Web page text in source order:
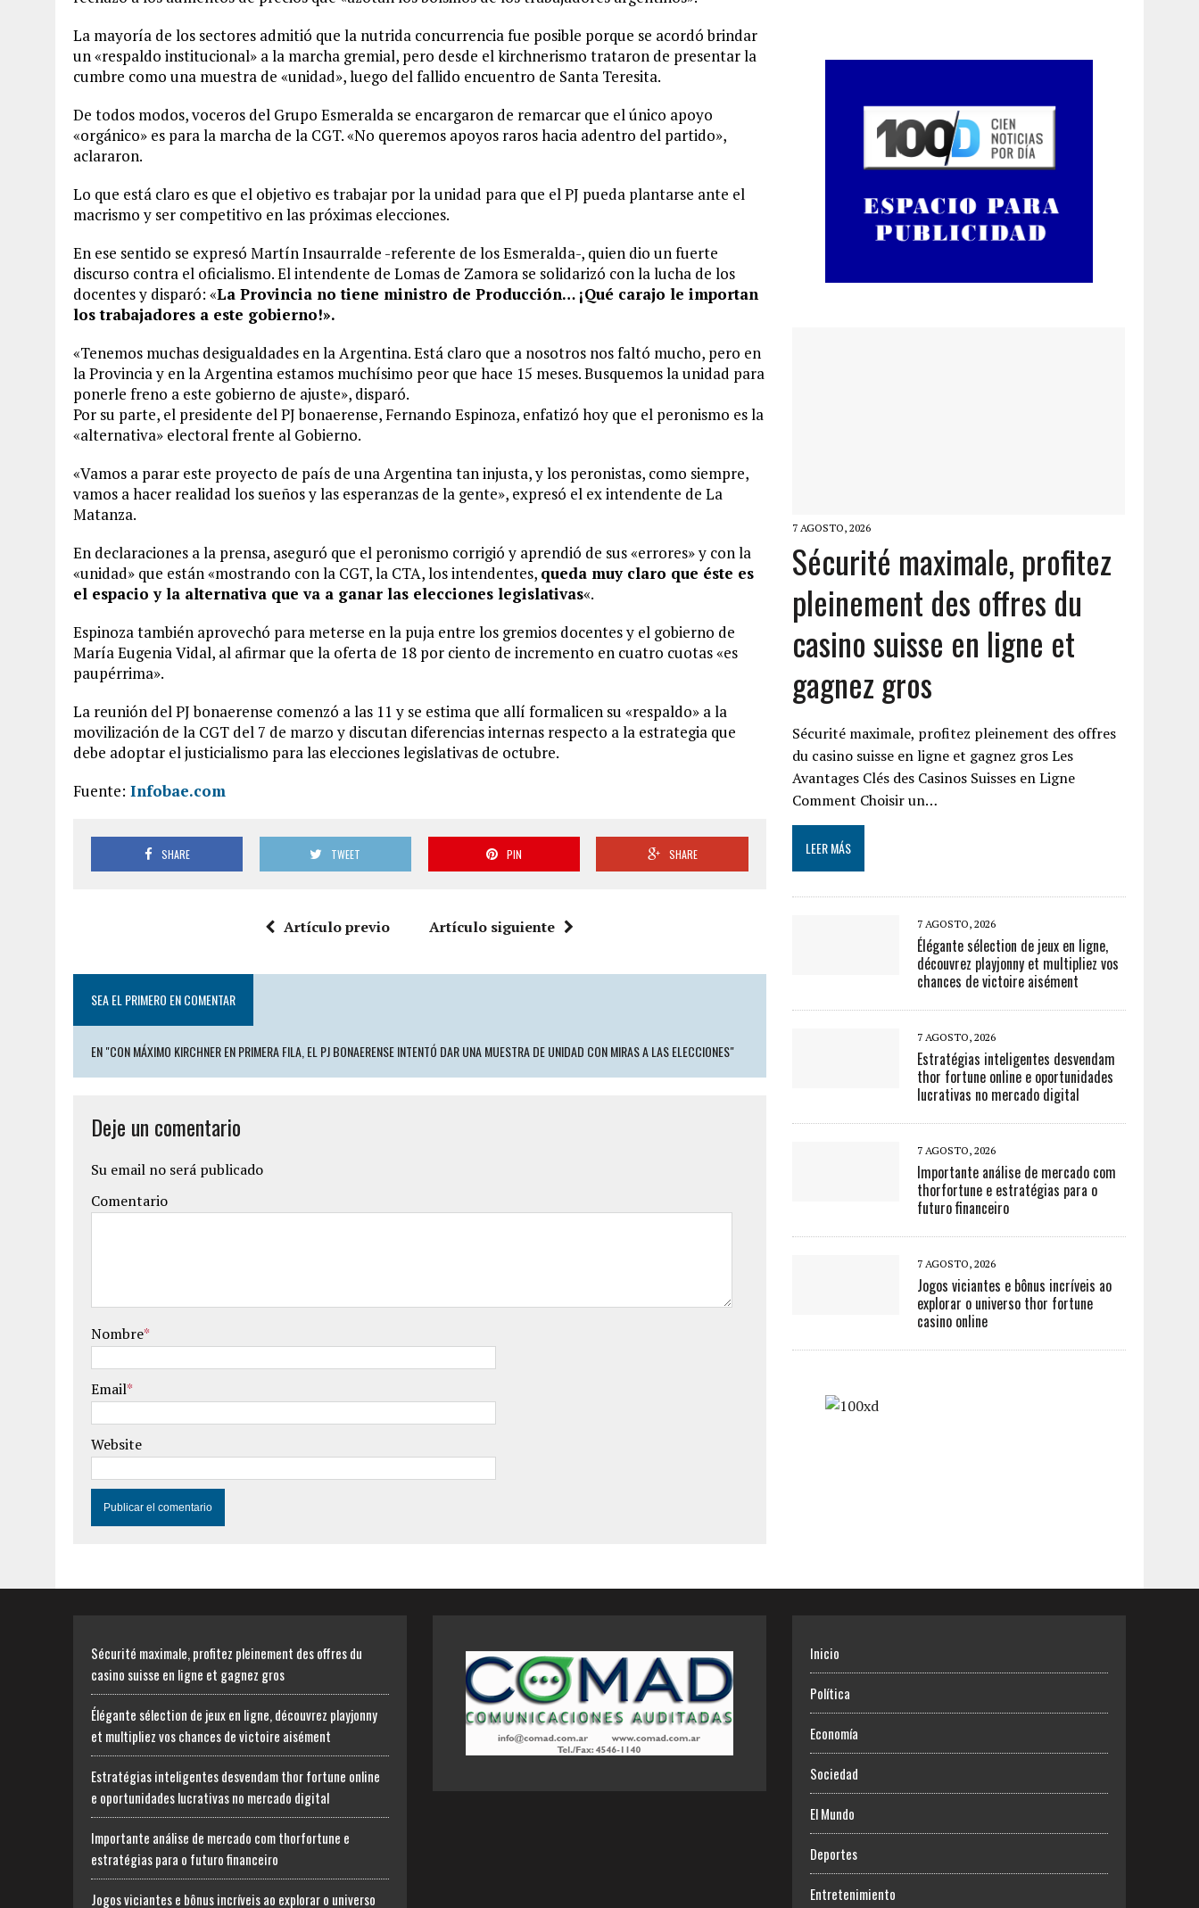
La mayoría de los sectores admitió que la nutrida concurrencia fue posible porque se acordó brindar
un «respaldo institucional» a la marcha gremial, pero desde el kirchnerismo trataron de presentar la
cumbre como una muestra de «unidad», luego del fallido encuentro de Santa Teresita.
De todos modos, voceros del Grupo Esmeralda se encargaron de remarcar que el único apoyo
«orgánico» es para la marcha de la CGT. «No queremos apoyos raros hacia adentro del partido»,
aclararon.
Lo que está claro es que el objetivo es trabajar por la unidad para que el PJ pueda plantarse ante el
macrismo y ser competitivo en las próximas elecciones.
En ese sentido se expresó Martín Insaurralde -referente de los Esmeralda-, quien dio un fuerte
discurso contra el oficialismo. El intendente de Lomas de Zamora se solidarizó con la lucha de los
docentes y disparó: «La Provincia no tiene ministro de Producción… ¡Qué carajo le importan
los trabajadores a este gobierno!».
«Tenemos muchas desigualdades en la Argentina. Está claro que a nosotros nos faltó mucho, pero en
la Provincia y en la Argentina estamos muchísimo peor que hace 15 meses. Busquemos la unidad para
ponerle freno a este gobierno de ajuste», disparó.
Por su parte, el presidente del PJ bonaerense, Fernando Espinoza, enfatizó hoy que el peronismo es la
«alternativa» electoral frente al Gobierno.
«Vamos a parar este proyecto de país de una Argentina tan injusta, y los peronistas, como siempre,
vamos a hacer realidad los sueños y las esperanzas de la gente», expresó el ex intendente de La
Matanza.
En declaraciones a la prensa, aseguró que el peronismo corrigió y aprendió de sus «errores» y con la
«unidad» que están «mostrando con la CGT, la CTA, los intendentes, queda muy claro que éste es
el espacio y la alternativa que va a ganar las elecciones legislativas«.
Espinoza también aprovechó para meterse en la puja entre los gremios docentes y el gobierno de
María Eugenia Vidal, al afirmar que la oferta de 18 por ciento de incremento en cuatro cuotas «es
paupérrima».
La reunión del PJ bonaerense comenzó a las 11 y se estima que allí formalicen su «respaldo» a la
movilización de la CGT del 7 de marzo y discutan diferencias internas respecto a la estrategia que
debe adoptar el justicialismo para las elecciones legislativas de octubre.
Fuente: Infobae.com
SHARE TWEET PIN SHARE
Artículo previo Artículo siguiente
SEA EL PRIMERO EN COMENTAR
EN "CON MÁXIMO KIRCHNER EN PRIMERA FILA, EL PJ BONAERENSE INTENTÓ DAR UNA MUESTRA DE UNIDAD CON MIRAS A LAS ELECCIONES"
Deje un comentario
Su email no será publicado
Comentario
Nombre*
Email*
Website
7 AGOSTO, 2026
Sécurité maximale, profitez
pleinement des offres du
casino suisse en ligne et
gagnez gros
Sécurité maximale, profitez pleinement des offres
du casino suisse en ligne et gagnez gros Les
Avantages Clés des Casinos Suisses en Ligne
Comment Choisir un…
LEER MÁS
7 AGOSTO, 2026
Élégante sélection de jeux en ligne,
découvrez playjonny et multipliez vos
chances de victoire aisément
7 AGOSTO, 2026
Estratégias inteligentes desvendam
thor fortune online e oportunidades
lucrativas no mercado digital
7 AGOSTO, 2026
Importante análise de mercado com
thorfortune e estratégias para o
futuro financeiro
7 AGOSTO, 2026
Jogos viciantes e bônus incríveis ao
explorar o universo thor fortune
casino online
Sécurité maximale, profitez pleinement des offres du
casino suisse en ligne et gagnez gros
Élégante sélection de jeux en ligne, découvrez playjonny
et multipliez vos chances de victoire aisément
Estratégias inteligentes desvendam thor fortune online
e oportunidades lucrativas no mercado digital
Importante análise de mercado com thorfortune e
estratégias para o futuro financeiro
Jogos viciantes e bônus incríveis ao explorar o universo
Inicio
Política
Economía
Sociedad
El Mundo
Deportes
Entretenimiento